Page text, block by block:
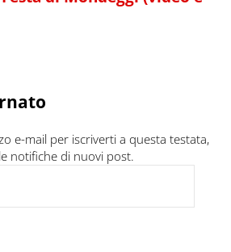
e-mail per iscriverti a questa testata,
notifiche di nuovi post.